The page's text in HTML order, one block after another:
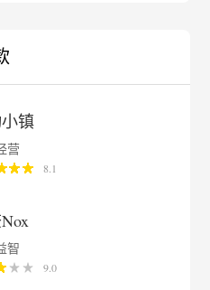
镇
营
8.1
智
9.0